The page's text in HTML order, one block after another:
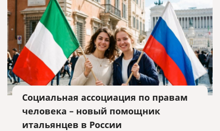
Социальная ассоциация по правам
человека – новый помощник
итальянцев в России